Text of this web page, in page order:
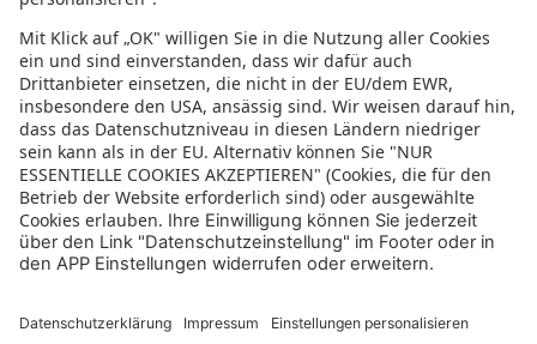
In der sonnenklar.TV Mediathek finden Sie alle Informationen rundum
den TV-Sender sonnenklar.TV!
Das Angebot war mal wieder zu schnell weg? Oder Sie wollen sich Ihre
nächste Traumreise noch einmal gratis etwas genauer anschauen? Dann
stöbern Sie doch in unserem TV-Programmund sehen Sie sich dort die
Folgen der letzten Tage nochmal an! Sie würden gerne wissen, was
gerade im TV läuft? Über unserenLive-Streamkönnen Sie sonnenklar.TV
online anschauen und die aktuellen Reise-Schnäppchen aus dem
Fernsehen verfolgen! Alle HDTV Infos und Empfangs-Einstellungen
finden Siehier. Dazu gehören Anleitungen zu den Einstellungen bei
Android & iOS Apps sowie der Windows PC App. Für Inspirationen sorgen
den Urlwald entführen! Diverse Videos von Hotels, der Umgebung und